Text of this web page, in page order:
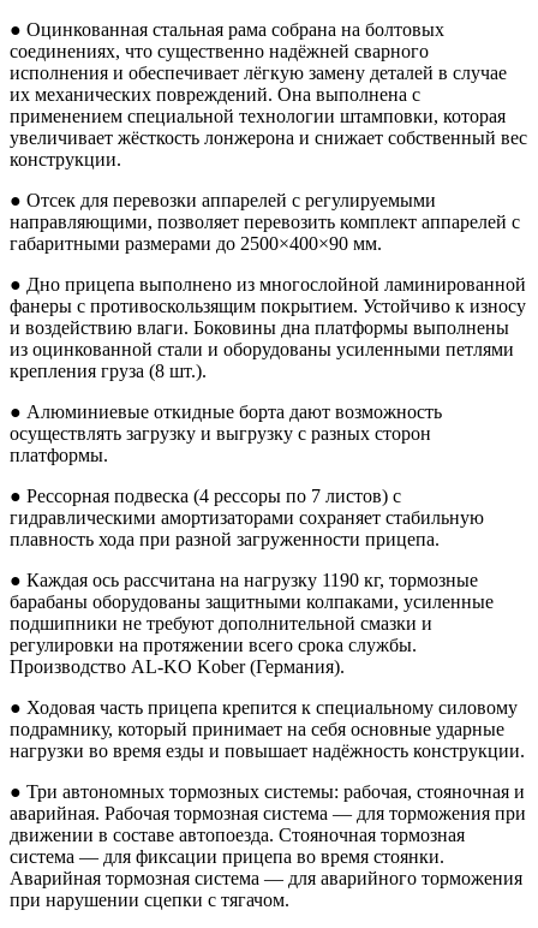
● Оцинкованная стальная рама собрана на болтовых
соединениях, что существенно надёжней сварного
исполнения и обеспечивает лёгкую замену деталей в случае
их механических повреждений. Она выполнена с
применением специальной технологии штамповки, которая
увеличивает жёсткость лонжерона и снижает собственный вес
конструкции.
● Отсек для перевозки аппарелей с регулируемыми
направляющими, позволяет перевозить комплект аппарелей с
габаритными размерами до 2500×400×90 мм.
● Дно прицепа выполнено из многослойной ламинированной
фанеры с противоскользящим покрытием. Устойчиво к износу
и воздействию влаги. Боковины дна платформы выполнены
из оцинкованной стали и оборудованы усиленными петлями
крепления груза (8 шт.).
● Алюминиевые откидные борта дают возможность
осуществлять загрузку и выгрузку с разных сторон
платформы.
● Рессорная подвеска (4 рессоры по 7 листов) с
гидравлическими амортизаторами сохраняет стабильную
плавность хода при разной загруженности прицепа.
● Каждая ось рассчитана на нагрузку 1190 кг, тормозные
барабаны оборудованы защитными колпаками, усиленные
подшипники не требуют дополнительной смазки и
регулировки на протяжении всего срока службы.
Производство AL-KO Kober (Германия).
● Ходовая часть прицепа крепится к специальному силовому
подрамнику, который принимает на себя основные ударные
нагрузки во время езды и повышает надёжность конструкции.
● Три автономных тормозных системы: рабочая, стояночная и
аварийная. Рабочая тормозная система — для торможения при
движении в составе автопоезда. Стояночная тормозная
система — для фиксации прицепа во время стоянки.
Аварийная тормозная система — для аварийного торможения
при нарушении сцепки с тягачом.